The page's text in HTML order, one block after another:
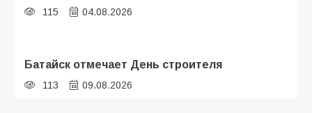
115 04.08.2026
Батайск отмечает День строителя
113 09.08.2026